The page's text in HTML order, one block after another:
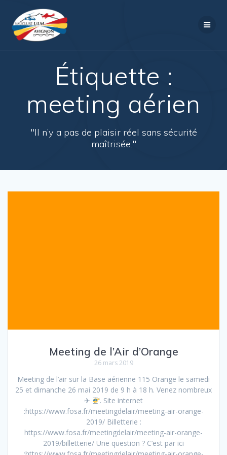
Étiquette :
meeting aérien
"Il n’y a pas de plaisir réel sans sécurité
maîtrisée."
Meeting de l’Air d’Orange
26 mars 2019
Meeting de l’air sur la Base aérienne 115 Orange le samedi
25 et dimanche 26 mai 2019 de 9 h à 18 h. Venez nombreux
✈
. Site internet
:https://www.fosa.fr/meetingdelair/meeting-air-orange-
2019/ Billetterie :
https://www.fosa.fr/meetingdelair/meeting-air-orange-
2019/billetterie/ Une question ? C’est par ici